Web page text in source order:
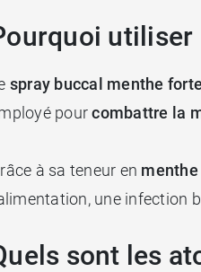
utiliser
spray buccal menthe
pourcombattre la
à sa teneur en
une infection
sont les